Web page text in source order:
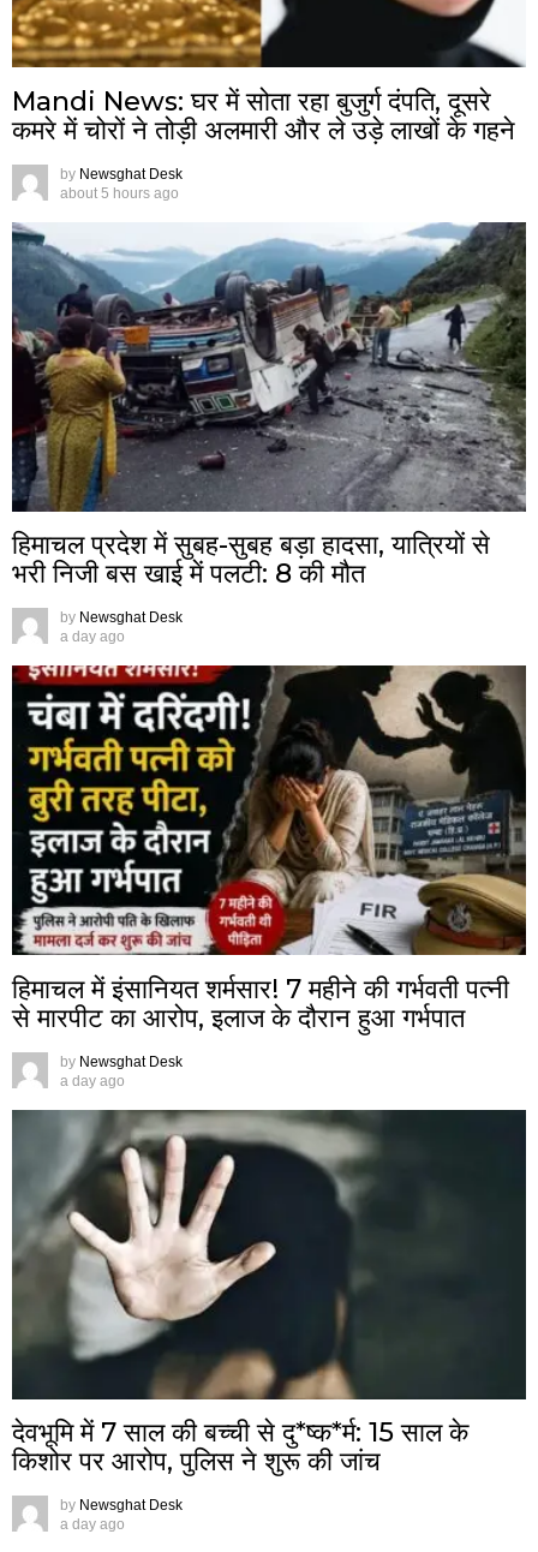
Mandi News: घर में सोता रहा बुजुर्ग दंपति, दूसरे
कमरे में चोरों ने तोड़ी अलमारी और ले उड़े लाखों के गहने
by Newsghat Desk
about 5 hours ago
हिमाचल प्रदेश में सुबह-सुबह बड़ा हादसा, यात्रियों से
भरी निजी बस खाई में पलटी: 8 की मौत
by Newsghat Desk
a day ago
हिमाचल में इंसानियत शर्मसार! 7 महीने की गर्भवती पत्नी
से मारपीट का आरोप, इलाज के दौरान हुआ गर्भपात
by Newsghat Desk
a day ago
देवभूमि में 7 साल की बच्ची से दु*ष्क*र्म: 15 साल के
किशोर पर आरोप, पुलिस ने शुरू की जांच
by Newsghat Desk
a day ago